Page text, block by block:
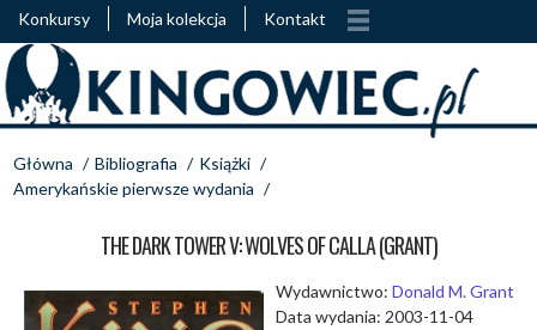
Konkursy Moja kolekcja Kontakt
Główna / Bibliografia / Książki /
Amerykańskie pierwsze wydania /
THE DARK TOWER V: WOLVES OF CALLA (GRANT)
Wydawnictwo: Donald M. Grant
Data wydania: 2003-11-04